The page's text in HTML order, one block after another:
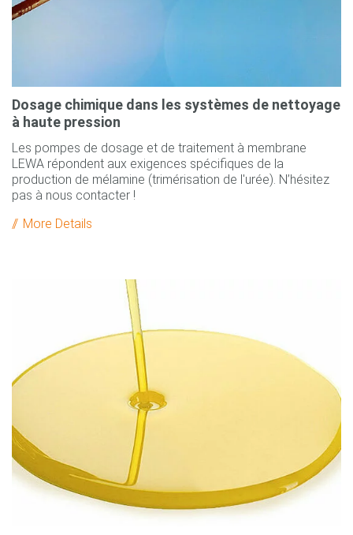
Dosage chimique dans les systèmes de nettoyage
à haute pression
Les pompes de dosage et de traitement à membrane
LEWA répondent aux exigences spécifiques de la
production de mélamine (trimérisation de l'urée). N’hésitez
pas à nous contacter !
More Details